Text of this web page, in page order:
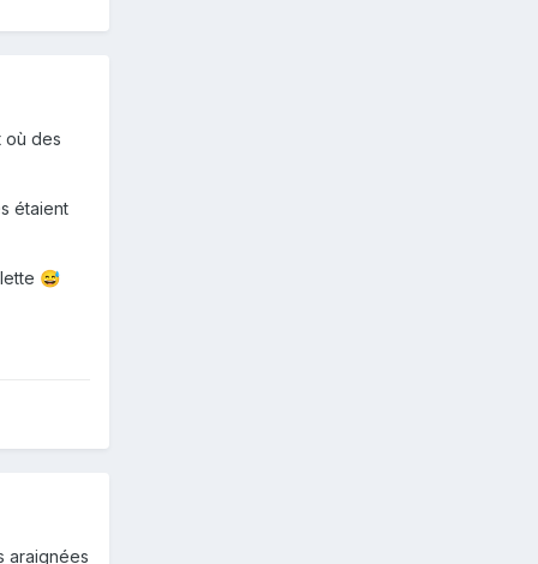
où des
étaient
😅
araignées